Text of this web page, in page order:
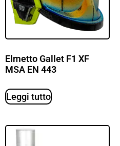
Elmetto Gallet F1 XF
MSA EN 443
Leggi tutto